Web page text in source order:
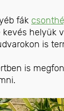
fák
helyük
is
is